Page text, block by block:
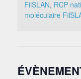
FilSLAN, RCP
moléculaire